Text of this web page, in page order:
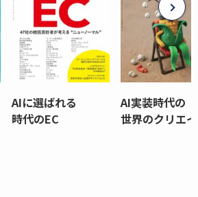
AIに選ばれる
時代のEC
AI実装時代の
世界のクリエ